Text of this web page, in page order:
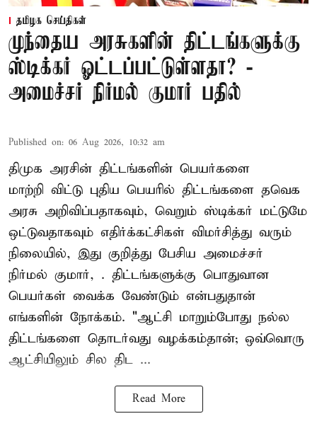
தமிழக செய்திகள்
முந்தைய அரசுகளின் திட்டங்களுக்கு
ஸ்டிக்கர் ஓட்டப்பட்டுள்ளதா? -
அமைச்சர் நிர்மல் குமார் பதில்
Published on: 06 Aug 2026, 10:32 am
திமுக அரசின் திட்டங்களின் பெயர்களை
மாற்றி விட்டு புதிய பெயரில் திட்டங்களை தவெக
அரசு அறிவிப்பதாகவும், வெறும் ஸ்டிக்கர் மட்டுமே
ஒட்டுவதாகவும் எதிர்க்கட்சிகள் விமர்சித்து வரும்
நிலையில், இது குறித்து பேசிய அமைச்சர்
நிர்மல் குமார், . திட்டங்களுக்கு பொதுவான
பெயர்கள் வைக்க வேண்டும் என்பதுதான்
எங்களின் நோக்கம். "ஆட்சி மாறும்போது நல்ல
திட்டங்களை தொடர்வது வழக்கம்தான்; ஒவ்வொரு
ஆட்சியிலும் சில திட ...
Read More